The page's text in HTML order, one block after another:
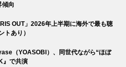
向
OUT」2026年上半期に海外で最も聴
トあり）
（YOASOBI）、同世代ながら“ほぼ
』で共演